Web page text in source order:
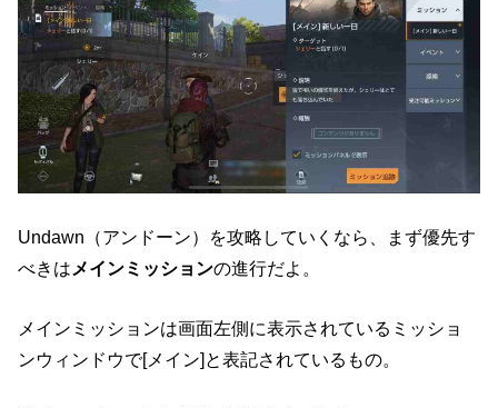
Undawn（アンドーン）を攻略していくなら、まず優先す
べきは メインミッションの進行だよ。
メインミッションは画面左側に表示されているミッショ
ンウィンドウで[メイン]と表記されているもの。